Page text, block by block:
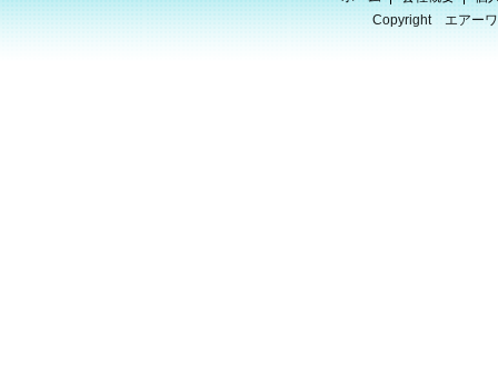
Copyright エアー